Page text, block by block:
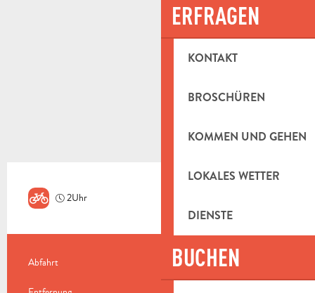
ERFRAGEN
KONTAKT
BROSCHÜREN
KOMMEN UND GEHEN
LOKALES WETTER
DIENSTE
BUCHEN
2Uhr
PRAKTISCHE INFORMATIONEN
Abfahrt